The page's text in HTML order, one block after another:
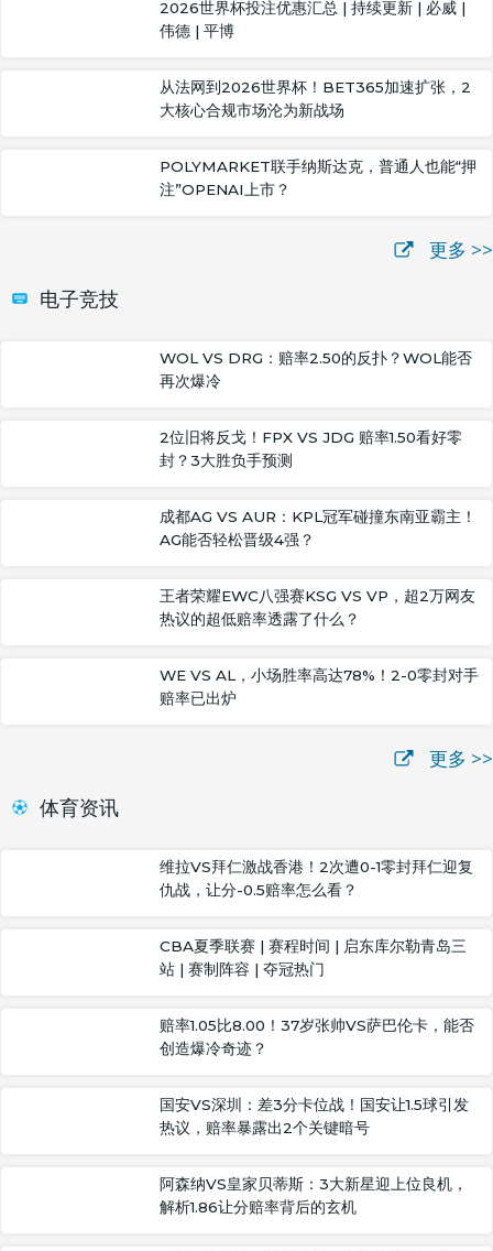
2026世界杯投注优惠汇总 | 持续更新 | 必威 |
伟德 | 平博
从法网到2026世界杯！BET365加速扩张，2
大核心合规市场沦为新战场
POLYMARKET联手纳斯达克，普通人也能“押
注”OPENAI上市？
更多 >>
电子竞技
WOL VS DRG：赔率2.50的反扑？WOL能否
再次爆冷
2位旧将反戈！FPX VS JDG 赔率1.50看好零
封？3大胜负手预测
成都AG VS AUR：KPL冠军碰撞东南亚霸主！
AG能否轻松晋级4强？
王者荣耀EWC八强赛KSG VS VP，超2万网友
热议的超低赔率透露了什么？
WE VS AL，小场胜率高达78%！2-0零封对手
赔率已出炉
更多 >>
体育资讯
维拉VS拜仁激战香港！2次遭0-1零封拜仁迎复
仇战，让分-0.5赔率怎么看？
CBA夏季联赛 | 赛程时间 | 启东库尔勒青岛三
站 | 赛制阵容 | 夺冠热门
赔率1.05比8.00！37岁张帅VS萨巴伦卡，能否
创造爆冷奇迹？
国安VS深圳：差3分卡位战！国安让1.5球引发
热议，赔率暴露出2个关键暗号
阿森纳VS皇家贝蒂斯：3大新星迎上位良机，
解析1.86让分赔率背后的玄机